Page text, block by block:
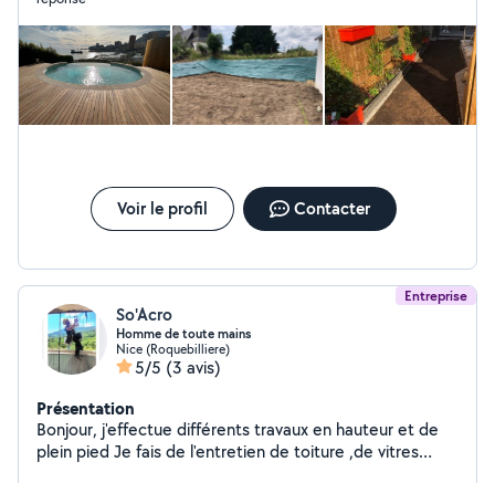
Voir le profil Contacter
Entreprise
So'Acro
Homme de toute mains
Nice (Roquebilliere)
5/5 (3 avis)
Présentation
Bonjour, j'effectue différents travaux en hauteur et de
plein pied Je fais de l'entretien de toiture ,de vitres